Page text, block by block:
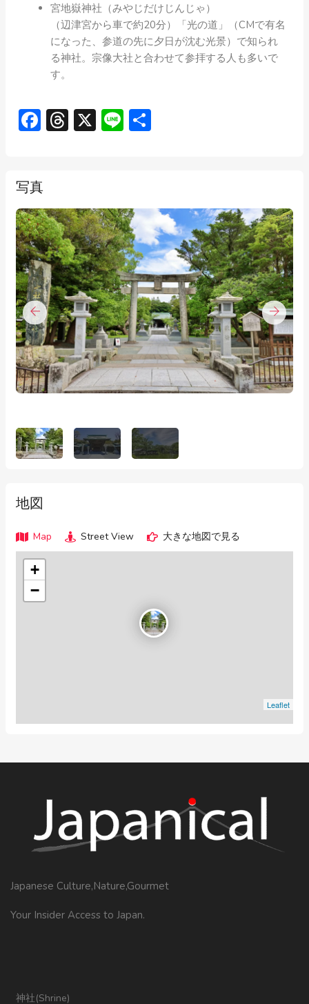
宮地嶽神社（みやじだけじんじゃ）
（辺津宮から車で約20分）「光の道」（CMで有名
になった、参道の先に夕日が沈む光景）で知られ
る神社。宗像大社と合わせて参拝する人も多いで
す。
Facebook
Threads
X Line
写真
地図
Map Street View 大きな地図で見る
+
−
Leaflet
Japanese Culture,Nature,Gourmet
Your Insider Access to Japan.
神社(Shrine)